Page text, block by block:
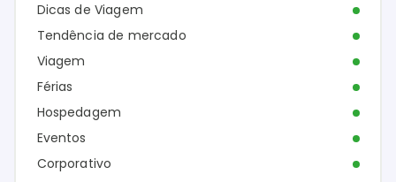
Dicas de Viagem
Tendência de mercado
Viagem
Férias
Hospedagem
Eventos
Corporativo